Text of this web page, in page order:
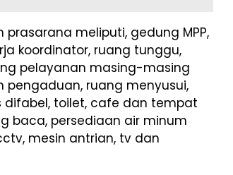
meliputi, gedung MPP,
koordinator, ruang tunggu,
pelayanan masing-masing
pengaduan, ruang menyusui,
difabel, toilet, cafe dan tempat
baca, persediaan air minum
mesin antrian, tv dan